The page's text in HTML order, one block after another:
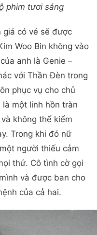
phim tươi sáng
giả có vẻ sẽ được
Woo Bin không vào
anh là Genie –
với Thần Đèn trong
phục vụ cho chủ
một linh hồn tràn
không thể kiểm
Trong khi đó nữ
người thiếu cảm
thứ. Cô tình cờ gọi
và được ban cho
của cả hai.